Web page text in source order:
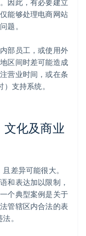
因此，有必要建立
能够处理电商网站
题。
部员工，或使用外
区间时差可能造成
营业时间，或在条
支持系统。
化及商业
差异可能很大。
和表达加以限制，
个典型案例是关于
管辖区内合法的表
。